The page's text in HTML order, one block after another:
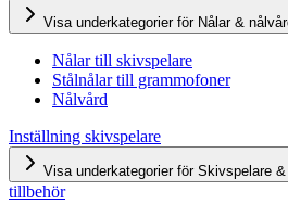
Visa underkategorier för Nålar &
Nålar till skivspelare
Stålnålar till grammofoner
Nålvård
Inställning skivspelare
Visa underkategorier för Skivspelare
tillbehör